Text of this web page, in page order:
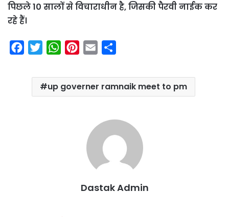
पिछले 10 सालों से विचाराधीन है, जिसकी पैरवी नाईक कर
रहे हैं।
i
t
W
a
t
n
t
a
i
a
r
up governer ramnaik meet to pm
Dastak Admin